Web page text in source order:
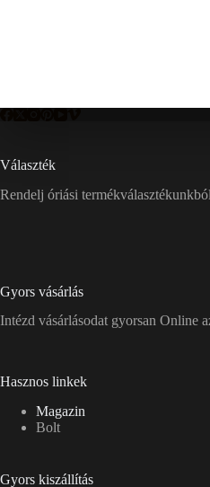
Választék
Rendelj óriási
Gyors vásárlás
Intézd vásárlásodat gyorsan Online
Hasznos linkek
Magazin
Bolt
Gyors kiszállítás